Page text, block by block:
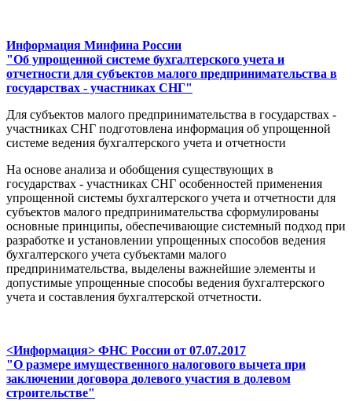
Информация Минфина России
"Об упрощенной системе бухгалтерского учета и
отчетности для субъектов малого предпринимательства в
государствах - участниках СНГ"
Для субъектов малого предпринимательства в государствах -
участниках СНГ подготовлена информация об упрощенной
системе ведения бухгалтерского учета и отчетности
На основе анализа и обобщения существующих в
государствах - участниках СНГ особенностей применения
упрощенной системы бухгалтерского учета и отчетности для
субъектов малого предпринимательства сформулированы
основные принципы, обеспечивающие системный подход при
разработке и установлении упрощенных способов ведения
бухгалтерского учета субъектами малого
предпринимательства, выделены важнейшие элементы и
допустимые упрощенные способы ведения бухгалтерского
учета и составления бухгалтерской отчетности.
<Информация> ФНС России от 07.07.2017
"О размере имущественного налогового вычета при
заключении договора долевого участия в долевом
строительстве"